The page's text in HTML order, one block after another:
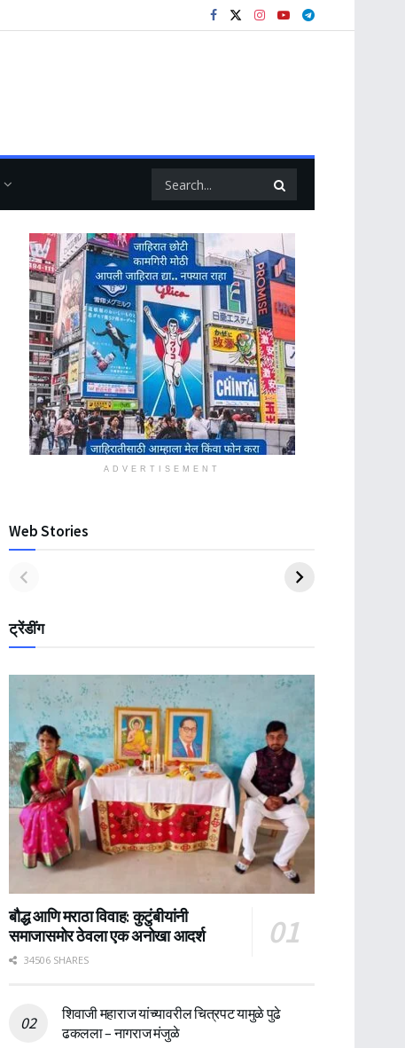
ADVERTISEMENT
Web Stories
ट्रेंडींग
बौद्ध आणि मराठा विवाह: कुटुंबीयांनी
समाजासमोर ठेवला एक अनोखा आदर्श
34506 SHARES
शिवाजी महाराज यांच्यावरील चित्रपट यामुळे पुढे
ढकलला – नागराज मंजुळे